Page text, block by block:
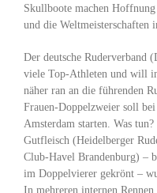
Skullboote machen
und die Weltmeisterschaften
Der deutsche Ruderverband
viele Top-Athleten und will
näher ran an die führenden
Frauen-Doppelzweier soll
Amsterdam starten. Was
Gutfleisch (Heidelberger
Club-Havel Brandenburg) –
im Doppelvierer gekrönt –
In mehreren internen